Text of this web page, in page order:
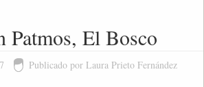
Patmos, El Bosco
Publicado por Laura Prieto Fernández